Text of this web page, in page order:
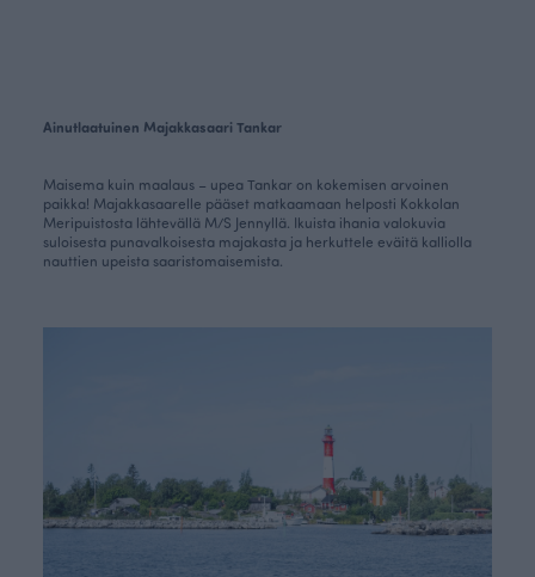
Ainutlaatuinen Majakkasaari Tankar
Maisema kuin maalaus – upea Tankar on kokemisen arvoinen
paikka! Majakkasaarelle pääset matkaamaan helposti Kokkolan
Meripuistosta lähtevällä M/S Jennyllä. Ikuista ihania valokuvia
suloisesta punavalkoisesta majakasta ja herkuttele eväitä kalliolla
nauttien upeista saaristomaisemista.